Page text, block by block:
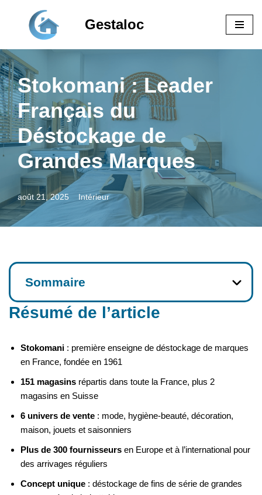
contenu
Gestaloc
Stokomani : Leader
Français du
Déstockage de
Grandes Marques
août 21, 2025 Intérieur
Sommaire
Résumé de l’article
Stokomani : première enseigne de déstockage de marques
en France, fondée en 1961
151 magasins répartis dans toute la France, plus 2
magasins en Suisse
6 univers de vente : mode, hygiène-beauté, décoration,
maison, jouets et saisonniers
Plus de 300 fournisseurs en Europe et à l’international pour
des arrivages réguliers
Concept unique : déstockage de fins de série de grandes